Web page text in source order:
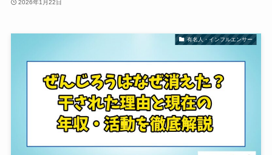
2026年1月22日
有名人・インフルエンサー